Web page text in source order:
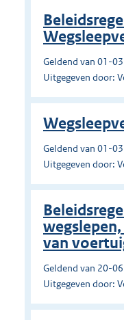
Geldend van 01-
Uitgegeven door:
Geldend van 01-
Uitgegeven door:
van
Geldend van 20-
Uitgegeven door: